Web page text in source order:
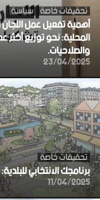
تحقيقات خاصة سياسة
أهمية تفعيل عمل اللجان
المحلية: نحو توزيع
والصلاحيات.
23/04/2025
تحقيقات خاصة
برنامجك الانتخابي
11/04/2025